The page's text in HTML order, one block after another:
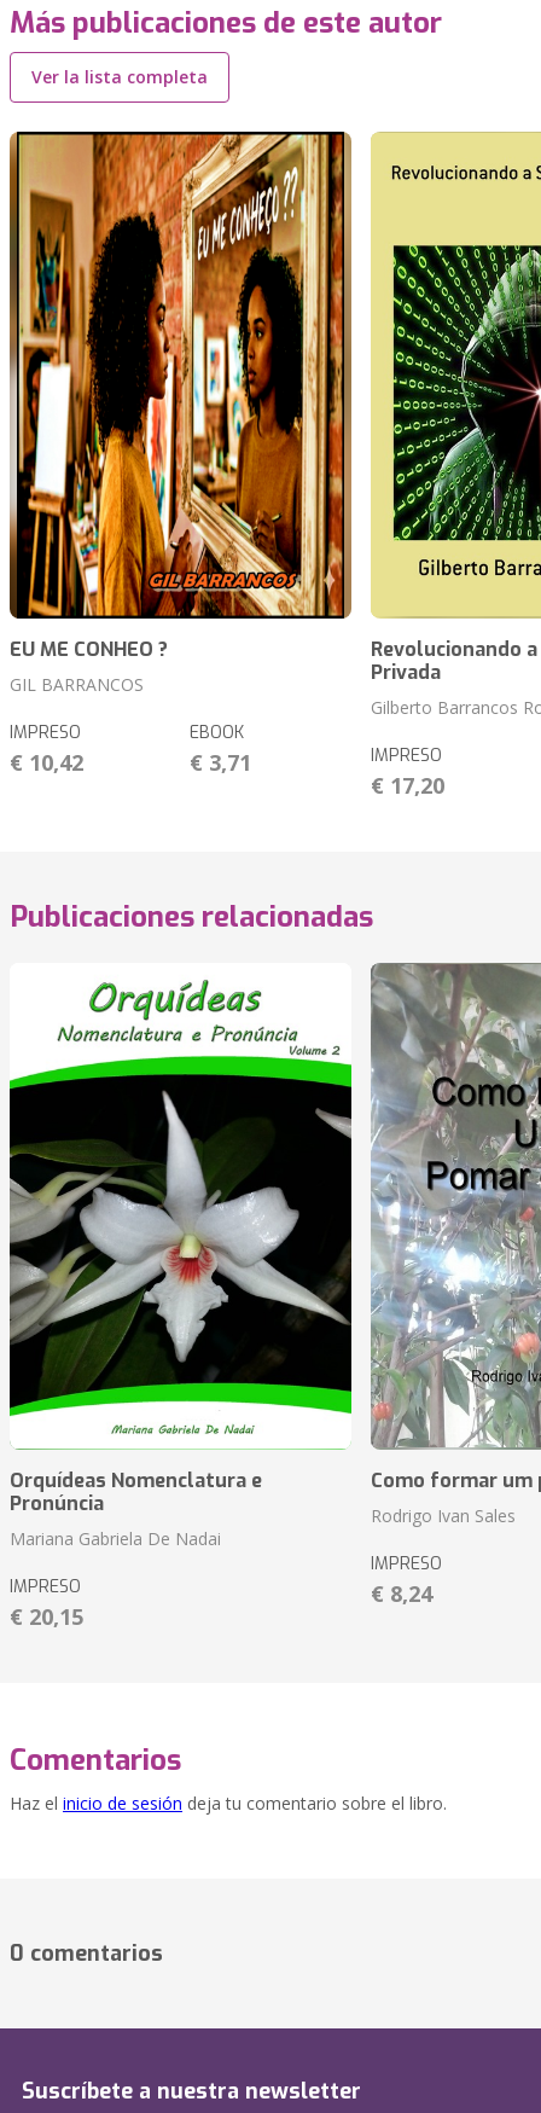
Más publicaciones de este autor
Ver la lista completa
EU ME CONHEO ?
GIL BARRANCOS
IMPRESO
€ 10,42
EBOOK
€ 3,71
Revolucionando
Privada
Gilberto Barrancos
IMPRESO
€ 17,20
Publicaciones relacionadas
Orquídeas Nomenclatura e
Pronúncia
Mariana Gabriela De Nadai
IMPRESO
€ 20,15
Como formar um
Rodrigo Ivan Sales
IMPRESO
€ 8,24
Comentarios
Haz el inicio de sesión deja tu comentario sobre el libro.
0 comentarios
Suscríbete a nuestra newsletter